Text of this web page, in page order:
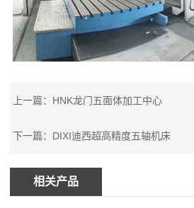
上一篇：HNK龙门五面体加工中心
下一篇：DIXI迪西超高精度五轴机床
相关产品